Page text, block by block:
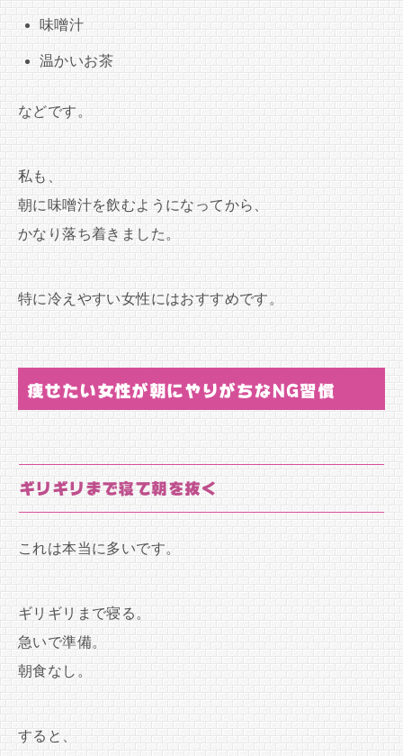
味噌汁
温かいお茶
などです。
私も、
朝に味噌汁を飲むようになってから、
かなり落ち着きました。
特に冷えやすい女性にはおすすめです。
痩せたい女性が朝にやりがちなNG習慣
ギリギリまで寝て朝を抜く
これは本当に多いです。
ギリギリまで寝る。
急いで準備。
朝食なし。
すると、